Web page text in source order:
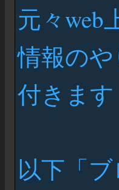
元々web
情報の
付きます
以下「